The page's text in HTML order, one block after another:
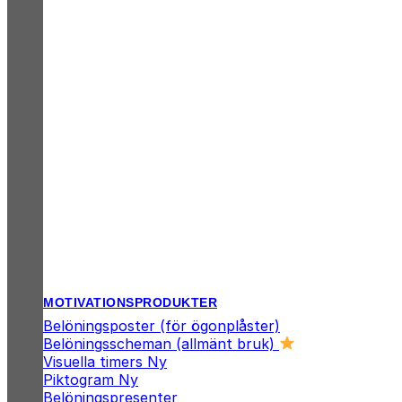
MOTIVATIONSPRODUKTER
Belöningsposter (för ögonplåster)
Belöningsscheman (allmänt bruk)
Visuella timers
Piktogram
Belöningspresenter